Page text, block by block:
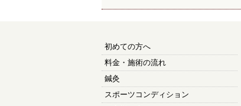
初めての方へ
料金・施術の流れ
鍼灸
スポーツコンディション